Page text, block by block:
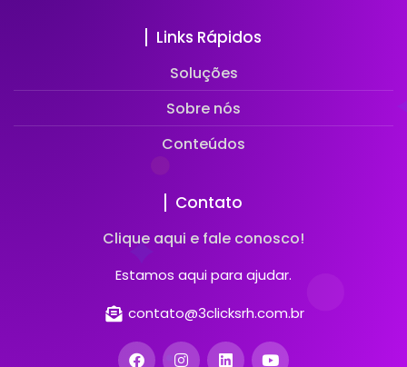
Links Rápidos
Soluções
Sobre nós
Conteúdos
Contato
Clique aqui e fale conosco!
Estamos aqui para ajudar.
contato@3clicksrh.com.br